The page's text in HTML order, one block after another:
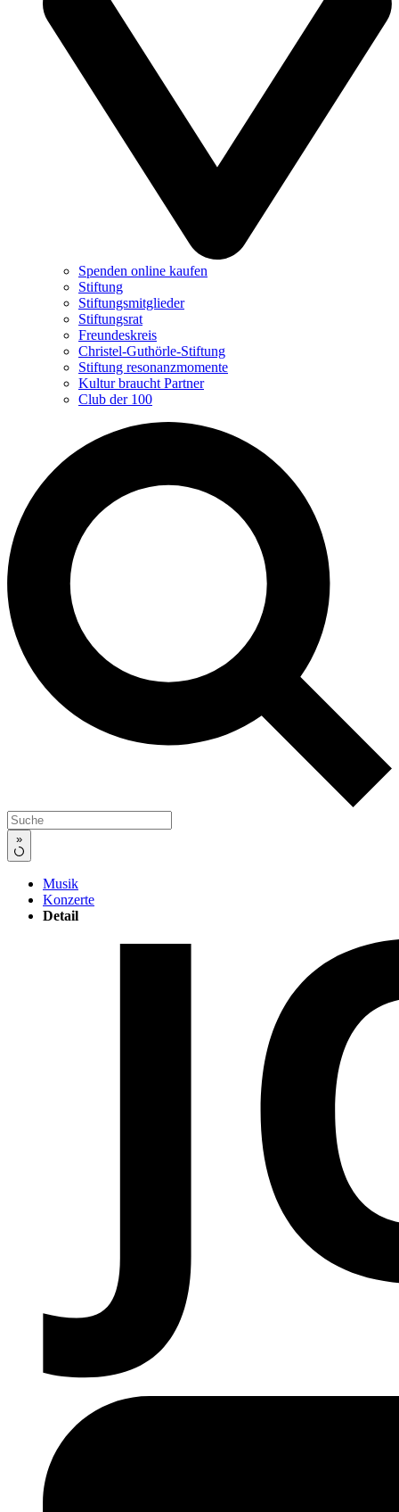
Spenden online kaufen
Stiftung
Stiftungsmitglieder
Stiftungsrat
Freundeskreis
Christel-Guthörle-Stiftung
Stiftung resonanzmomente
Kultur braucht Partner
Club der 100
»
Musik
Konzerte
Detail